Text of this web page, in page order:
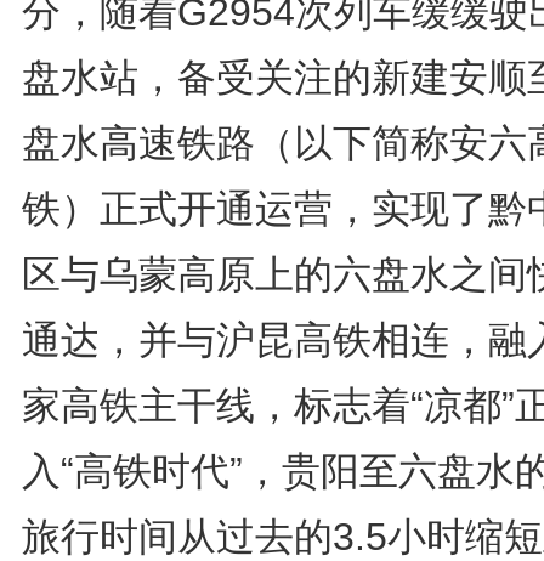
分，随着G2954次列车缓缓驶
盘水站，备受关注的新建安顺
盘水高速铁路（以下简称安六
铁）正式开通运营，实现了黔
区与乌蒙高原上的六盘水之间
通达，并与沪昆高铁相连，融
家高铁主干线，标志着“凉都”
入“高铁时代”，贵阳至六盘水
旅行时间从过去的3.5小时缩